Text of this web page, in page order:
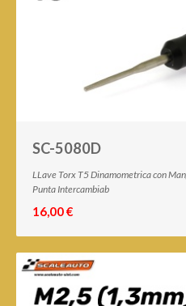
SC-5080D
LLave Torx T5 Dinamometrica con
Punta Intercambiab
16,00 €